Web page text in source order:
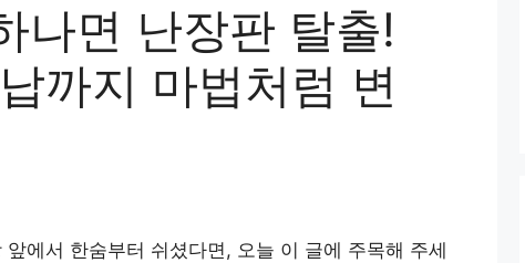
나면 난장판 탈출!
까지 마법처럼 변
에서 한숨부터 쉬셨다면, 오늘 이 글에 주목해 주세